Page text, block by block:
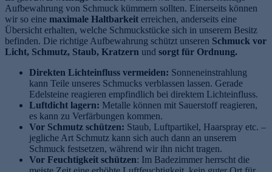
Aufbewahrung von Schmuck kümmern sollten. Einerseits können
wir so eine maximale Haltbarkeit erreichen, anderseits eine
Übersicht erhalten, welche Schmuckstücke sich in unserem Besitz
befinden. Die richtige Aufbewahrung schützt unseren Schmuck vor
Licht, Schmutz, Staub, Kratzern und sorgt für Ordnung.
Direkten Lichteinfluss vermeiden: Sonneneinstrahlung
kann Teile unseres Schmucks verblassen lassen. Gerade
Edelsteine reagieren empfindlich bei direktem Lichteinfluss.
Luftdicht lagern: Metalle können mit Sauerstoff reagieren,
es kann zu Verfärbungen kommen.
Vor Schmutz schützen: Staub, Luftpartikel, Haarspray etc. –
jegliche Art Schmutz kann sich auch dann an unserem
Schmuck festsetzen, während wir ihn nicht tragen.
Vor Feuchtigkeit schützen: Im Badezimmer herrscht die